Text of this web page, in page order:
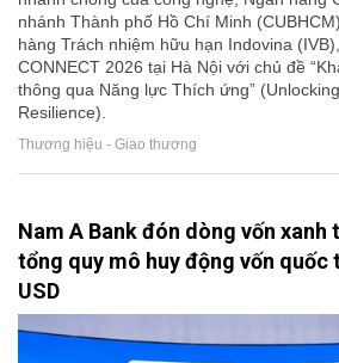
nhánh Thành phố Hồ Chí Minh
hàng Trách nhiệm hữu hạn Indovina
CONNECT 2026 tại Hà Nội với chủ đề
thông qua Năng lực Thích ứng”
Resilience).
Thương hiệu - Giao thương
Nam A Bank đón dòng vốn xanh
tổng quy mô huy động vốn quốc
USD